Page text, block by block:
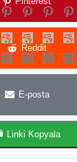
Reddit
E-posta
Linki Kopyala